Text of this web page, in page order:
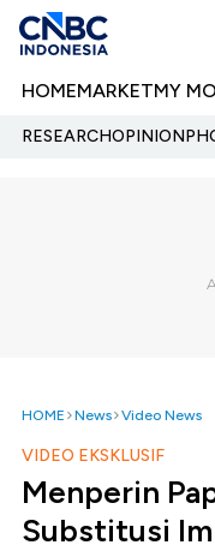
HOMEMARKETMY
RESEARCHOPINION
HOME News Video News
VIDEO EKSKLUSIF
Menperin
Substitusi